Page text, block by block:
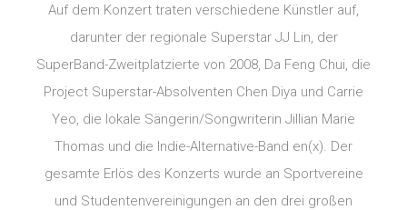
Auf dem Konzert traten verschiedene Künstler auf,
darunter der regionale Superstar JJ Lin, der
SuperBand-Zweitplatzierte von 2008, Da Feng Chui, die
Project Superstar-Absolventen Chen Diya und Carrie
Yeo, die lokale Sängerin/Songwriterin Jillian Marie
Thomas und die Indie-Alternative-Band en(x). Der
gesamte Erlös des Konzerts wurde an Sportvereine
und Studentenvereinigungen an den drei großen